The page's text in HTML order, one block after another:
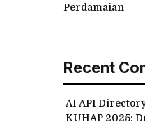
Perdamaian
Recent
AI API
KUHAP 2025: